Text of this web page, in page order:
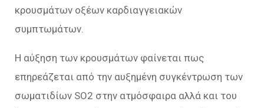
κρουσμάτων οξέων καρδιαγγειακών
συμπτωμάτων.
Η αύξηση των κρουσμάτων φαίνεται πως
επηρεάζεται από την αυξημένη συγκέντρωση των
σωματιδίων SO2 στην ατμόσφαιρα αλλά και του